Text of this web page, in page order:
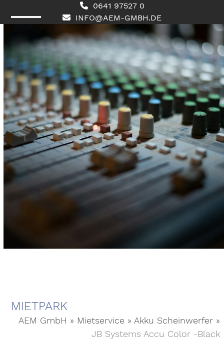
0641 97527 0
INFO@AEM-GMBH.DE
mobile
menu
mobile
menu
MIETPARK
AEM GmbH » Mietservice » Akku Scheinwerfer »
JB Systems Accu Color -Black